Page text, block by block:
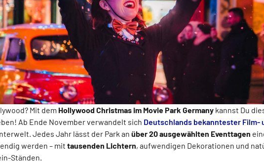
Mit dem Hollywood Christmas im Movie Park Germany kannst Du
Ab Ende November verwandelt sich Deutschlands bekanntester Film-
Jedes Jahr lässt der Park an über 20 ausgewählten Eventtagen
werden – mit tausenden Lichtern, aufwendigen Dekorationen und
Ständen.